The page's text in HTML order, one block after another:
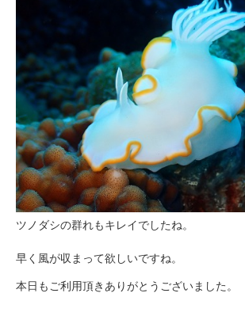
ツノダシの群れもキレイでしたね。
早く風が収まって欲しいですね。
本日もご利用頂きありがとうございました。